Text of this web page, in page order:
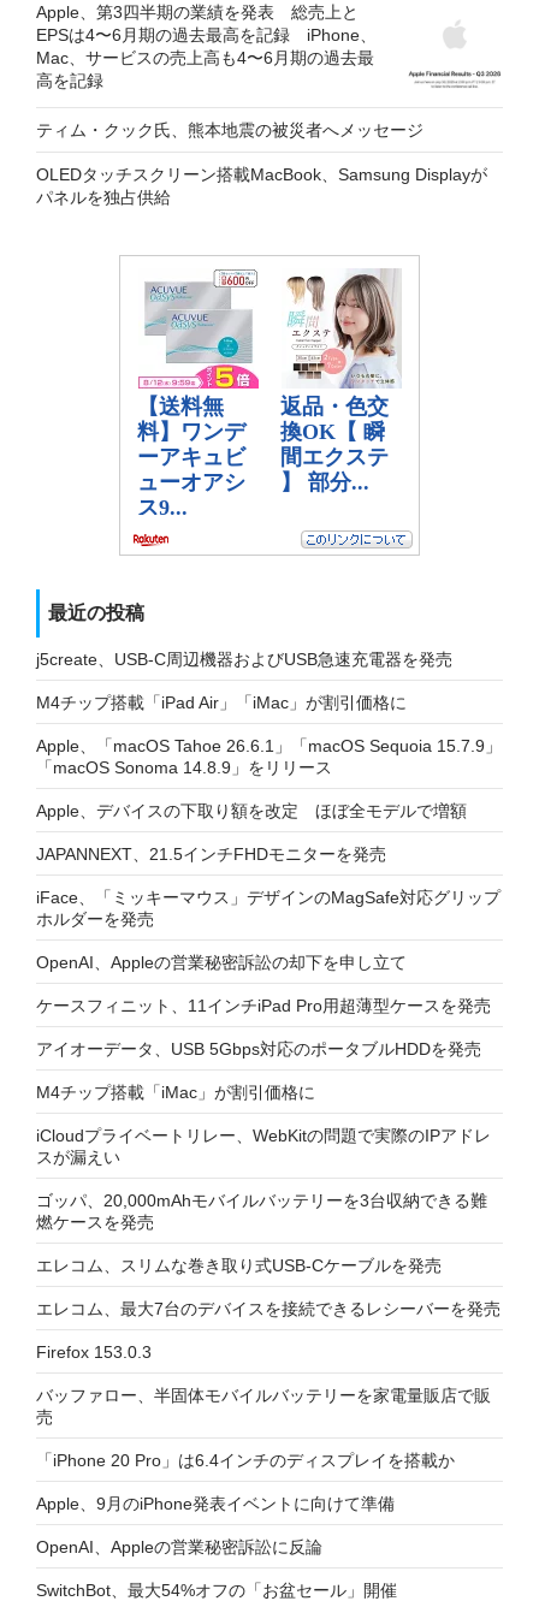
Apple、第3四半期の業績を発表 総売上と
EPSは4〜6月期の過去最高を記録 iPhone、
Mac、サービスの売上高も4〜6月期の過去最
高を記録
ティム・クック氏、熊本地震の被災者へメッセージ
OLEDタッチスクリーン搭載MacBook、Samsung Displayが
パネルを独占供給
最近の投稿
j5create、USB-C周辺機器およびUSB急速充電器を発売
M4チップ搭載「iPad Air」「iMac」が割引価格に
Apple、「macOS Tahoe 26.6.1」「macOS Sequoia 15.7.9」
「macOS Sonoma 14.8.9」をリリース
Apple、デバイスの下取り額を改定 ほぼ全モデルで増額
JAPANNEXT、21.5インチFHDモニターを発売
iFace、「ミッキーマウス」デザインのMagSafe対応グリップ
ホルダーを発売
OpenAI、Appleの営業秘密訴訟の却下を申し立て
ケースフィニット、11インチiPad Pro用超薄型ケースを発売
アイオーデータ、USB 5Gbps対応のポータブルHDDを発売
M4チップ搭載「iMac」が割引価格に
iCloudプライベートリレー、WebKitの問題で実際のIPアドレ
スが漏えい
ゴッパ、20,000mAhモバイルバッテリーを3台収納できる難
燃ケースを発売
エレコム、スリムな巻き取り式USB-Cケーブルを発売
エレコム、最大7台のデバイスを接続できるレシーバーを発売
Firefox 153.0.3
バッファロー、半固体モバイルバッテリーを家電量販店で販
売
「iPhone 20 Pro」は6.4インチのディスプレイを搭載か
Apple、9月のiPhone発表イベントに向けて準備
OpenAI、Appleの営業秘密訴訟に反論
SwitchBot、最大54%オフの「お盆セール」開催